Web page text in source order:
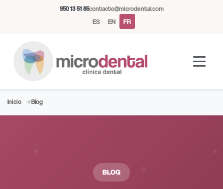
950 13 51 85contacto@microdental.com
ES EN FR
Inicio Blog
BLOG
M
Assistant Microdental